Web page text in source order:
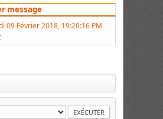
message
09 Février 2018, 19:20:16 PM